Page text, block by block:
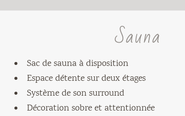
Sauna
Sac de sauna à disposition
Espace détente sur deux étages
Système de son surround
Décoration sobre et attentionnée